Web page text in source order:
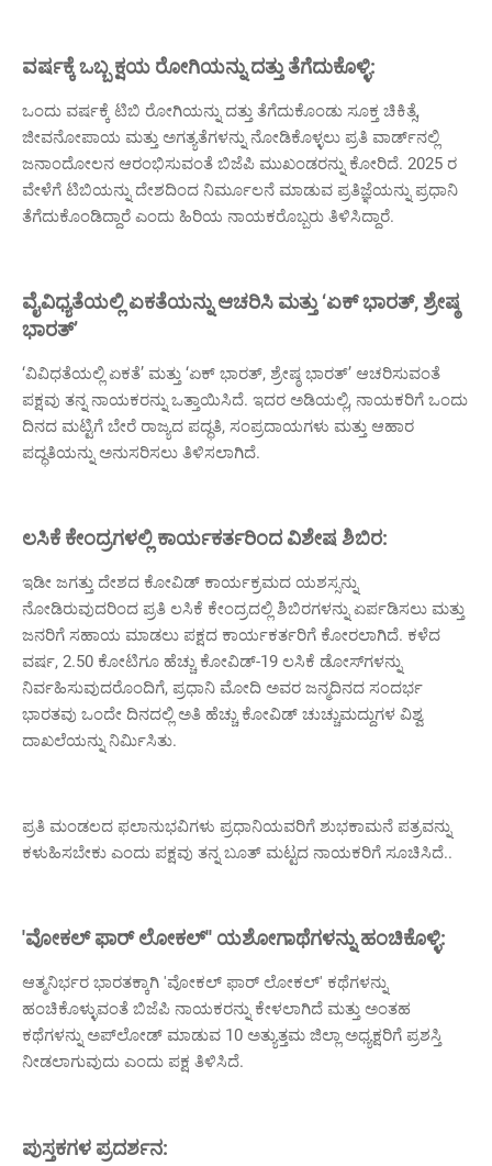
ವರ್ಷಕ್ಕೆ ಒಬ್ಬ ಕ್ಷಯ ರೋಗಿಯನ್ನು ದತ್ತು ತೆಗೆದುಕೊಳ್ಳಿ:
ಒಂದು ವರ್ಷಕ್ಕೆ ಟಿಬಿ ರೋಗಿಯನ್ನು ದತ್ತು ತೆಗೆದುಕೊಂಡು ಸೂಕ್ತ ಚಿಕಿತ್ಸೆ,
ಜೀವನೋಪಾಯ ಮತ್ತು ಅಗತ್ಯತೆಗಳನ್ನು ನೋಡಿಕೊಳ್ಳಲು ಪ್ರತಿ ವಾರ್ಡ್‌ನಲ್ಲಿ
ಜನಾಂದೋಲನ ಆರಂಭಿಸುವಂತೆ ಬಿಜೆಪಿ ಮುಖಂಡರನ್ನು ಕೋರಿದೆ. 2025 ರ
ವೇಳೆಗೆ ಟಿಬಿಯನ್ನು ದೇಶದಿಂದ ನಿರ್ಮೂಲನೆ ಮಾಡುವ ಪ್ರತಿಜ್ಞೆಯನ್ನು ಪ್ರಧಾನಿ
ತೆಗೆದುಕೊಂಡಿದ್ದಾರೆ ಎಂದು ಹಿರಿಯ ನಾಯಕರೊಬ್ಬರು ತಿಳಿಸಿದ್ದಾರೆ.
ವೈವಿಧ್ಯತೆಯಲ್ಲಿ ಏಕತೆಯನ್ನು ಆಚರಿಸಿ ಮತ್ತು ‘ಏಕ್ ಭಾರತ್, ಶ್ರೇಷ್ಠ
ಭಾರತ್’
‘ವಿವಿಧತೆಯಲ್ಲಿ ಏಕತೆ’ ಮತ್ತು ‘ಏಕ್ ಭಾರತ್, ಶ್ರೇಷ್ಠ ಭಾರತ್’ ಆಚರಿಸುವಂತೆ
ಪಕ್ಷವು ತನ್ನ ನಾಯಕರನ್ನು ಒತ್ತಾಯಿಸಿದೆ. ಇದರ ಅಡಿಯಲ್ಲಿ, ನಾಯಕರಿಗೆ ಒಂದು
ದಿನದ ಮಟ್ಟಿಗೆ ಬೇರೆ ರಾಜ್ಯದ ಪದ್ಧತಿ, ಸಂಪ್ರದಾಯಗಳು ಮತ್ತು ಆಹಾರ
ಪದ್ಧತಿಯನ್ನು ಅನುಸರಿಸಲು ತಿಳಿಸಲಾಗಿದೆ.
ಲಸಿಕೆ ಕೇಂದ್ರಗಳಲ್ಲಿ ಕಾರ್ಯಕರ್ತರಿಂದ ವಿಶೇಷ ಶಿಬಿರ:
ಇಡೀ ಜಗತ್ತು ದೇಶದ ಕೋವಿಡ್ ಕಾರ್ಯಕ್ರಮದ ಯಶಸ್ಸನ್ನು
ನೋಡಿರುವುದರಿಂದ ಪ್ರತಿ ಲಸಿಕೆ ಕೇಂದ್ರದಲ್ಲಿ ಶಿಬಿರಗಳನ್ನು ಏರ್ಪಡಿಸಲು ಮತ್ತು
ಜನರಿಗೆ ಸಹಾಯ ಮಾಡಲು ಪಕ್ಷದ ಕಾರ್ಯಕರ್ತರಿಗೆ ಕೋರಲಾಗಿದೆ. ಕಳೆದ
ವರ್ಷ, 2.50 ಕೋಟಿಗೂ ಹೆಚ್ಚು ಕೋವಿಡ್-19 ಲಸಿಕೆ ಡೋಸ್‌ಗಳನ್ನು
ನಿರ್ವಹಿಸುವುದರೊಂದಿಗೆ, ಪ್ರಧಾನಿ ಮೋದಿ ಅವರ ಜನ್ಮದಿನದ ಸಂದರ್ಭ
ಭಾರತವು ಒಂದೇ ದಿನದಲ್ಲಿ ಅತಿ ಹೆಚ್ಚು ಕೋವಿಡ್ ಚುಚ್ಚುಮದ್ದುಗಳ ವಿಶ್ವ
ದಾಖಲೆಯನ್ನು ನಿರ್ಮಿಸಿತು.
ಪ್ರತಿ ಮಂಡಲದ ಫಲಾನುಭವಿಗಳು ಪ್ರಧಾನಿಯವರಿಗೆ ಶುಭಕಾಮನೆ ಪತ್ರವನ್ನು
ಕಳುಹಿಸಬೇಕು ಎಂದು ಪಕ್ಷವು ತನ್ನ ಬೂತ್ ಮಟ್ಟದ ನಾಯಕರಿಗೆ ಸೂಚಿಸಿದೆ..
'ವೋಕಲ್ ಫಾರ್ ಲೋಕಲ್'' ಯಶೋಗಾಥೆಗಳನ್ನು ಹಂಚಿಕೊಳ್ಳಿ:
ಆತ್ಮನಿರ್ಭರ ಭಾರತಕ್ಕಾಗಿ 'ವೋಕಲ್ ಫಾರ್ ಲೋಕಲ್' ಕಥೆಗಳನ್ನು
ಹಂಚಿಕೊಳ್ಳುವಂತೆ ಬಿಜೆಪಿ ನಾಯಕರನ್ನು ಕೇಳಲಾಗಿದೆ ಮತ್ತು ಅಂತಹ
ಕಥೆಗಳನ್ನು ಅಪ್‌ಲೋಡ್ ಮಾಡುವ 10 ಅತ್ಯುತ್ತಮ ಜಿಲ್ಲಾ ಅಧ್ಯಕ್ಷರಿಗೆ ಪ್ರಶಸ್ತಿ
ನೀಡಲಾಗುವುದು ಎಂದು ಪಕ್ಷ ತಿಳಿಸಿದೆ.
ಪುಸ್ತಕಗಳ ಪ್ರದರ್ಶನ: